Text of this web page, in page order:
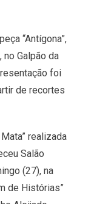
“Antígona”,
Galpão da
foi
de recortes
realizada
Salão
(27), na
de Histórias”